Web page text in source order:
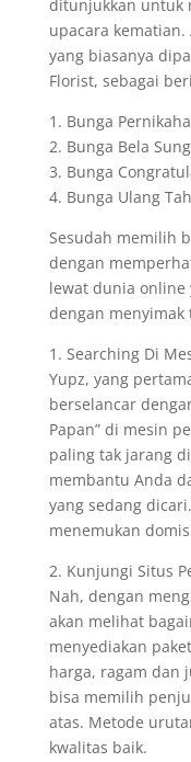
ditunjukkan untuk
upacara
yang biasanya
Florist, sebagai
1. Bunga
2. Bunga Bela
3. Bunga
4. Bunga Ulang
Sesudah memilih
dengan
lewat dunia online
dengan menyimak
1. Searching Di
Yupz, yang
berselancar
Papan” di mesin
paling tak jarang
membantu Anda
yang sedang
menemukan
2. Kunjungi Situs
Nah, dengan
akan melihat
menyediakan
harga, ragam dan
bisa memilih
atas. Metode
kwalitas baik.